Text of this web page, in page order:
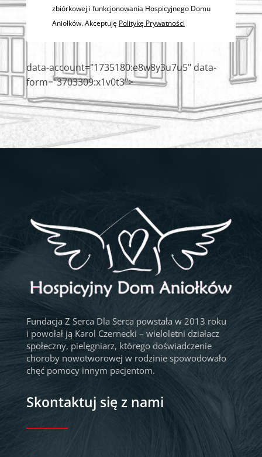
zbiórkowej i funkcjonowania Hospicyjnego Domu
Aniołków. Akceptuję Politykę Prywatności
data-account="1735180:e8w8y3u7u5" data-
form="3703309:x1v0t3">
Fundacja Z Serca Dla Serca powstała w 2013 roku
i powołał ją Karol Czernecki – wieloletni działacz
społeczny, pielęgniarz, którego doświadczenie
choroby nowotworowej w rodzinie spowodowało
chęć pomocy innym pacjentom.
Skontaktuj się z nami